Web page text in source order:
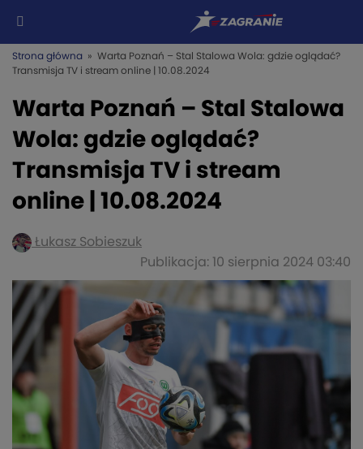
Strona główna » Warta Poznań – Stal Stalowa Wola: gdzie oglądać?
Transmisja TV i stream online | 10.08.2024
Warta Poznań – Stal Stalowa
Wola: gdzie oglądać?
Transmisja TV i stream
online | 10.08.2024
Łukasz Sobieszuk
Publikacja: 10 sierpnia 2024 03:40